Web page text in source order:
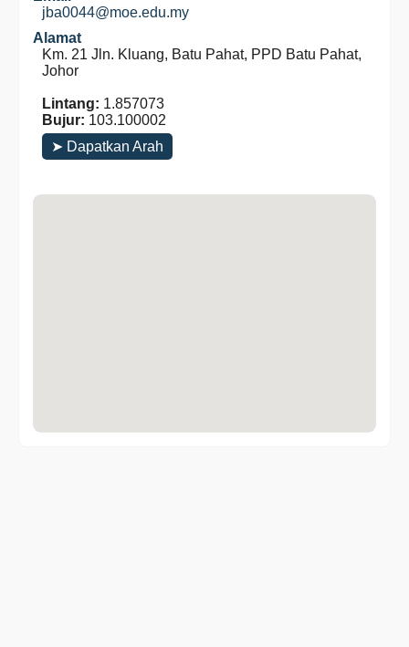
jba0044@moe.edu.my
Alamat
Km. 21 Jln. Kluang, Batu Pahat, PPD Batu Pahat,
Johor
Lintang: 1.857073
Bujur: 103.100002
➤ Dapatkan Arah